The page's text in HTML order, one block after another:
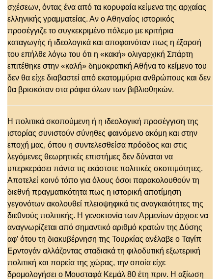
σχέσεων, όντας ένα από τα κορυφαία κείμενα της αρχαίας
ελληνικής γραμματείας. Αν ο Αθηναίος ιστορικός
προσέγγιζε το συγκεκριμένο πόλεμο με κριτήρια
καταγωγής ή ιδεολογικά και αποφαινόταν πως η έξαρσή
του επήλθε λόγω του ότι η «κακή» ολιγαρχική Σπάρτη
επιτέθηκε στην «καλή» δημοκρατική Αθήνα το κείμενο του
δεν θα είχε διαβαστεί από εκατομμύρια ανθρώπους και δεν
θα βρισκόταν στα ράφια όλων των βιβλιοθηκών.
Η πολιτικά σκοπούμενη ή η ιδεολογική προσέγγιση της
ιστορίας συνιστούν σύνηθες φαινόμενο ακόμη και στην
εποχή μας, όπου η συντελεσθείσα πρόοδος και στις
λεγόμενες θεωρητικές επιστήμες δεν δύναται να
υπερκεράσει πάντα τις εκάστοτε πολιτικές σκοπιμότητες.
Αποτελεί κοινό τόπο για όλους όσοι παρακολουθούν τη
διεθνή πραγματικότητα πως η ιστορική αποτίμηση
γεγονότων ακολουθεί πλειοψηφικά τις αναγκαιότητες της
διεθνούς πολιτικής. Η γενοκτονία των Αρμενίων άρχισε να
αναγνωρίζεται από σημαντικό αριθμό κρατών της Δύσης
αφ’ ότου τη διακυβέρνηση της Τουρκίας ανέλαβε ο Ταγίπ
Ερντογάν αλλάζοντας σταδιακά τη φιλοδυτική εξωτερική
πολιτική και πορεία της χώρας, την οποία είχε
δρομολογήσει ο Μουσταφά Κεμάλ 80 έτη πριν. Η αξίωση